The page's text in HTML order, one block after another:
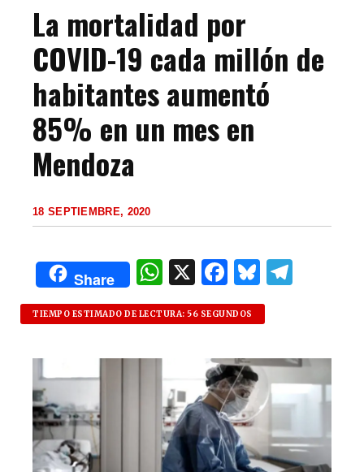
La mortalidad por
COVID-19 cada millón de
habitantes aumentó
85% en un mes en
Mendoza
18 SEPTIEMBRE, 2020
Share
W
h
at
p
p
X F
a
c
e
b
o
o
k
B
lu
es
k
y
g
ra
m
TIEMPO ESTIMADO DE LECTURA: 56 SEGUNDOS